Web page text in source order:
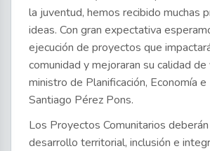
la juventud, hemos recibido muchas
ideas. Con gran expectativa
ejecución de proyectos que
comunidad y mejoraran su calidad de
ministro de Planificación, Economía
Santiago Pérez Pons.
Los Proyectos Comunitarios
desarrollo territorial, inclusión e